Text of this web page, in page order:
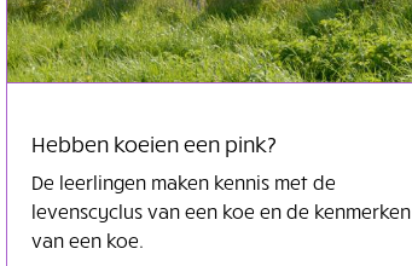
Hebben koeien een pink?
De leerlingen maken kennis met de
levenscyclus van een koe en de kenmerken
van een koe.